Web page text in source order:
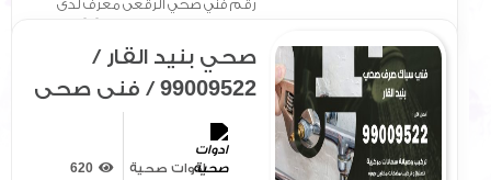
رقم فني صحي الرقعى معرف لدى
الجميع بتوفير سيارة مجهزة[ .. ]
صحي بنيد القار /
99009522 / فني صحي
/ سباك / ادوات صحية /
رقم صحي بنيد القار
ادوات صحية